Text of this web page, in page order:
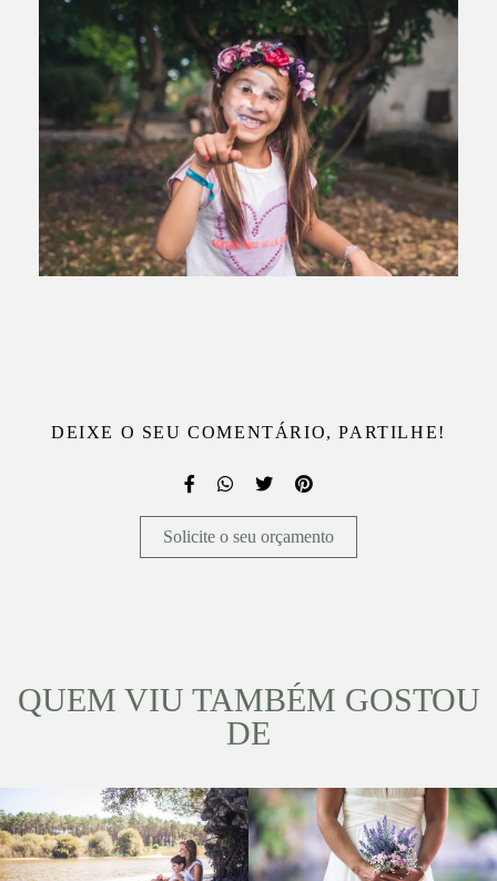
DEIXE O SEU COMENTÁRIO, PARTILHE!
Solicite o seu orçamento
QUEM VIU TAMBÉM GOSTOU
DE